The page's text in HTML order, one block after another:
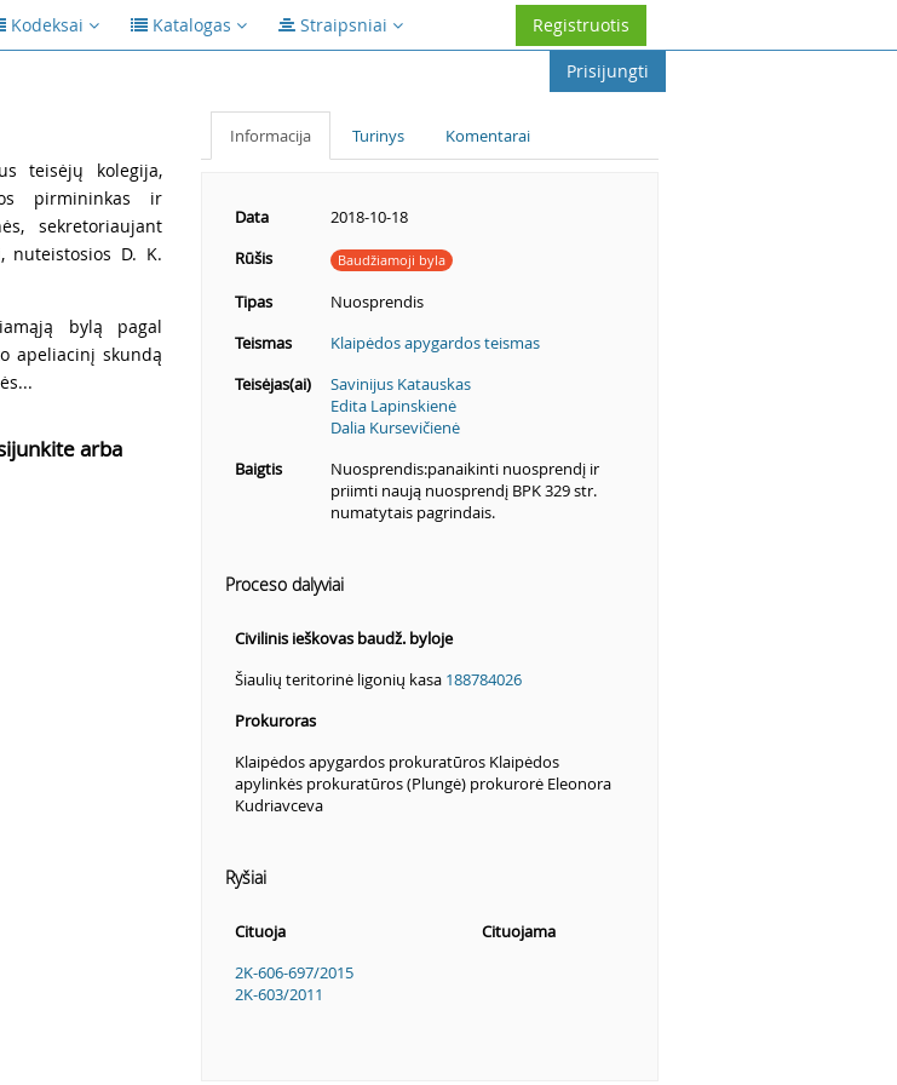
Kodeksai Katalogas Straipsniai
Registruotis
Prisijungti
teisėjų kolegija,
pirmininkas ir
sekretoriaujant
nuteistosios D. K.
bylą pagal
apeliacinį skundą
arba
Informacija Turinys Komentarai
Data
2018-10-18
Rūšis
Baudžiamoji byla
Tipas
Nuosprendis
Teismas
Klaipėdos apygardos teismas
Teisėjas(ai)
Savinijus Katauskas
Edita Lapinskienė
Dalia Kursevičienė
Baigtis
Nuosprendis:panaikinti nuosprendį ir
priimti naują nuosprendį BPK 329 str.
numatytais pagrindais.
Proceso dalyviai
Civilinis ieškovas baudž. byloje
Šiaulių teritorinė ligonių kasa 188784026
Prokuroras
Klaipėdos apygardos prokuratūros Klaipėdos
apylinkės prokuratūros (Plungė) prokurorė Eleonora
Kudriavceva
Ryšiai
Cituoja
Cituojama
2K-606-697/2015
2K-603/2011